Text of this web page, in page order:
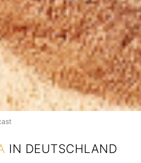
IN DEUTSCHLAND